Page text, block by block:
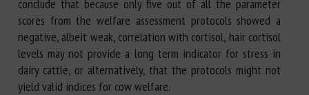
conclude that because only five out of all the parameter
scores from the welfare assessment protocols showed a
negative, albeit weak, correlation with cortisol, hair cortisol
levels may not provide a long term indicator for stress in
dairy cattle, or alternatively, that the protocols might not
yield valid indices for cow welfare.